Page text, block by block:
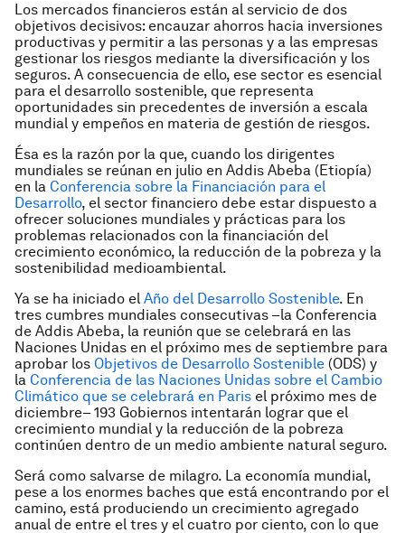
Los mercados financieros están al servicio de dos
objetivos decisivos: encauzar ahorros hacia inversiones
productivas y permitir a las personas y a las empresas
gestionar los riesgos mediante la diversificación y los
seguros. A consecuencia de ello, ese sector es esencial
para el desarrollo sostenible, que representa
oportunidades sin precedentes de inversión a escala
mundial y empeños en materia de gestión de riesgos.
Ésa es la razón por la que, cuando los dirigentes
mundiales se reúnan en julio en Addis Abeba (Etiopía)
en la Conferencia sobre la Financiación para el
Desarrollo, el sector financiero debe estar dispuesto a
ofrecer soluciones mundiales y prácticas para los
problemas relacionados con la financiación del
crecimiento económico, la reducción de la pobreza y la
sostenibilidad medioambiental.
Ya se ha iniciado el Año del Desarrollo Sostenible. En
tres cumbres mundiales consecutivas –la Conferencia
de Addis Abeba, la reunión que se celebrará en las
Naciones Unidas en el próximo mes de septiembre para
aprobar los Objetivos de Desarrollo Sostenible (ODS) y
la Conferencia de las Naciones Unidas sobre el Cambio
Climático que se celebrará en Paris el próximo mes de
diciembre– 193 Gobiernos intentarán lograr que el
crecimiento mundial y la reducción de la pobreza
continúen dentro de un medio ambiente natural seguro.
Será como salvarse de milagro. La economía mundial,
pese a los enormes baches que está encontrando por el
camino, está produciendo un crecimiento agregado
anual de entre el tres y el cuatro por ciento, con lo que